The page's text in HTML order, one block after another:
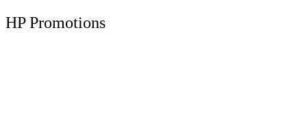
HP Promotions